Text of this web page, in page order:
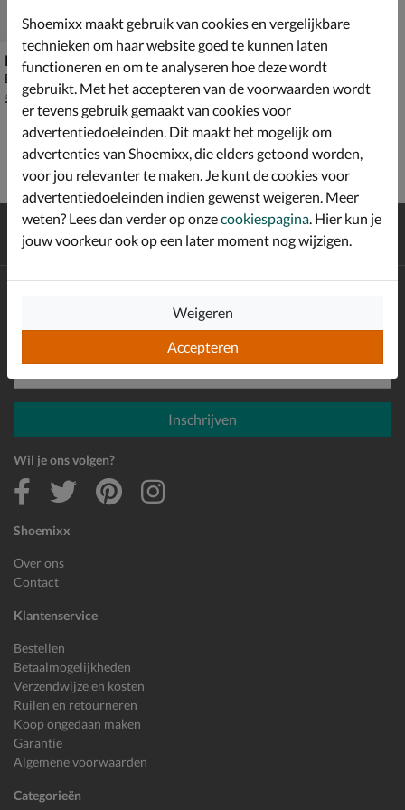
Posh Feline
Ballerinas & instappers - bruin
van € 59,99 voor € 41,99
59 99 41 ,99
Gratisverzending en retour*
Achterafbetalen
Shoemixx
Over ons
Contact
Klantenservice
Bestellen
Betaalmogelijkheden
Verzendwijze en kosten
Ruilen en retourneren
Koop ongedaan maken
Garantie
Algemene voorwaarden
Categorieën
Schrijf je in voor de Shoemixx nieuwsbrief en ontvang €10,-
welkomstkorting!
E-mailadres
Inschrijven
Wil je ons volgen?
Shoemixx maakt gebruik van cookies en vergelijkbare
technieken om haar website goed te kunnen laten
functioneren en om te analyseren hoe deze wordt
gebruikt. Met het accepteren van de voorwaarden wordt
er tevens gebruik gemaakt van cookies voor
advertentiedoeleinden. Dit maakt het mogelijk om
advertenties van Shoemixx, die elders getoond worden,
voor jou relevanter te maken. Je kunt de cookies voor
advertentiedoeleinden indien gewenst weigeren. Meer
weten? Lees dan verder op onzecookiespagina . Hier kun je
jouw voorkeur ook op een later moment nog wijzigen.
Accepteren
Weigeren